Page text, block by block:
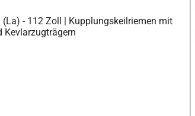
- 112 Zoll | Kupplungskeilriemen mit
Kevlarzugträgern